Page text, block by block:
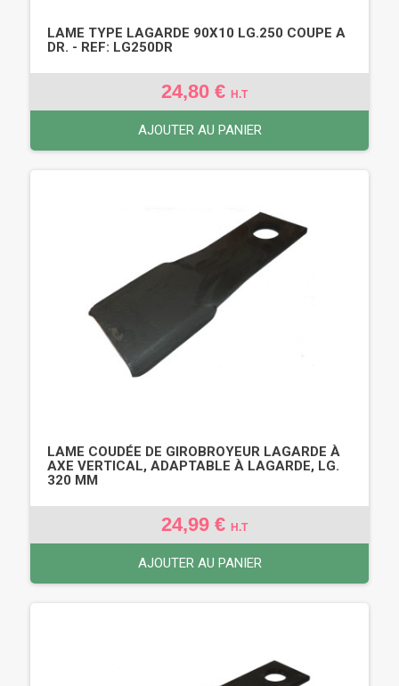
LAME TYPE LAGARDE 90X10 LG.250 COUPE A
DR. - REF: LG250DR
24,80 € H.T
AJOUTER AU PANIER
LAME COUDÉE DE GIROBROYEUR LAGARDE À
AXE VERTICAL, ADAPTABLE À LAGARDE, LG.
320 MM
24,99 € H.T
AJOUTER AU PANIER